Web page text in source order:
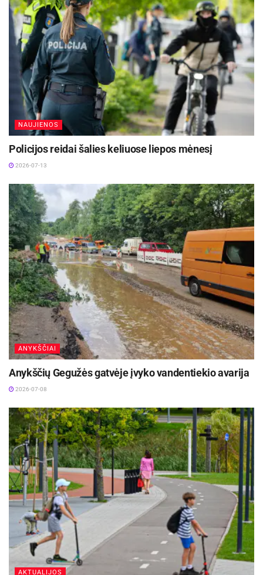
vadovauja vyskupas Linas Vodopjanovas, OFM.
Panevėžio miesto savivaldybės inf.
NAUJIENOS
Policijos reidai šalies keliuose liepos mėnesį
2026-07-13
ANYKŠČIAI
Anykščių Gegužės gatvėje įvyko vandentiekio avarija
2026-07-08
AKTUALIJOS